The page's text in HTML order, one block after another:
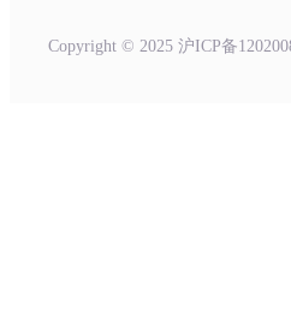
Copyright © 2025 沪ICP备